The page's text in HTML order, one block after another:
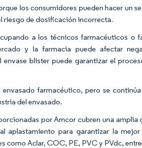
los consumidores pueden hacer un
riesgo de dosificación incorrecta.
a los técnicos farmacéuticos o
y la farmacia puede afectar
blister puede garantizar el
farmacéutico, pero se
del envasado.
por Amcor cubren una amplia
aplastamiento para garantizar la
como Aclar, COC, PE, PVC y PVdc,